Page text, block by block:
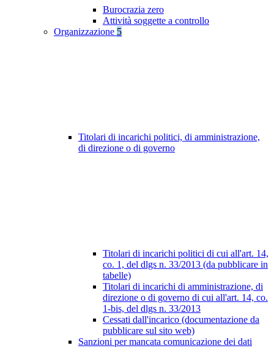
Burocrazia zero
Attività soggette a controllo
Organizzazione 5
Titolari di incarichi politici, di amministrazione,
di direzione o di governo
Titolari di incarichi politici di cui all'art. 14,
co. 1, del dlgs n. 33/2013 (da pubblicare in
tabelle)
Titolari di incarichi di amministrazione, di
direzione o di governo di cui all'art. 14, co.
1-bis, del dlgs n. 33/2013
Cessati dall'incarico (documentazione da
pubblicare sul sito web)
Sanzioni per mancata comunicazione dei dati